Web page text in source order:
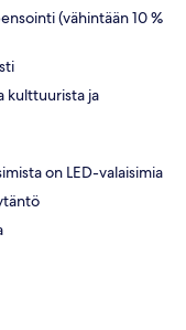
(vähintään 10 %
kulttuurista ja
on LED-valaisimia